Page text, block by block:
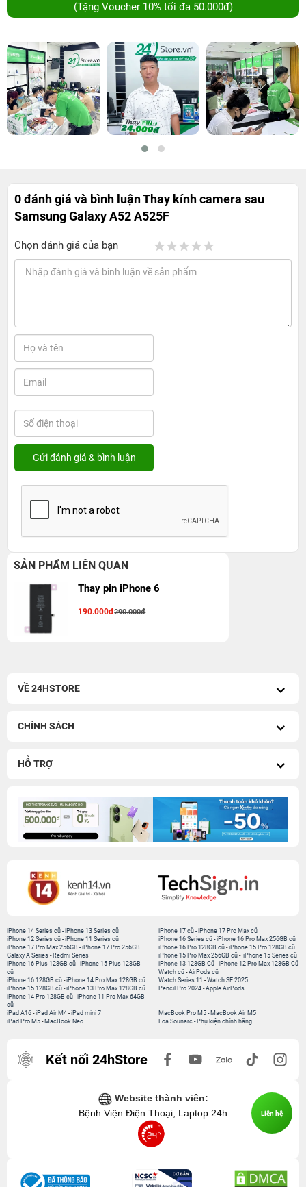
(Tặng Voucher 10% tối đa 50.000đ)
0 đánh giá và bình luậnThay kính camera sau
Samsung Galaxy A52 A525F
Chọn đánh giá của bạn
SẢN PHẨM LIÊN QUAN
Thay pin iPhone 6
190.000đ290.000đ
VỀ 24HSTORE
CHÍNH SÁCH
HỖ TRỢ
iPhone 14 Series cũ -iPhone 13 Series cũ
iPhone 12 Series cũ -iPhone 11 Series cũ
iPhone 17 Pro Max 256GB -iPhone 17 Pro 256GB
Galaxy A Series - Redmi Series
iPhone 17 cũ-iPhone 17 Pro Max cũ
iPhone 16 Series cũ- iPhone 16 Pro Max 256GB cũ
iPhone 16 Pro 128GB cũ-iPhone 15 Pro 128GB cũ
iPhone 15 Pro Max 256GB cũ- iPhone 15 Series cũ
iPhone 16 Plus 128GB cũ -iPhone 15 Plus 128GB
cũ
iPhone 16 128GB cũ -iPhone 14 Pro Max 128GB cũ
iPhone 15 128GB cũ -iPhone 13 Pro Max 128GB cũ
iPhone 14 Pro 128GB cũ -iPhone 11 Pro Max 64GB
cũ
iPhone 13 128GB Cũ-iPhone 12 Pro Max 128GB Cũ
Watch cũ-AirPods cũ
Watch Series 11 -Watch SE 2025
Pencil Pro 2024-Apple AirPods
iPad A16 -iPad Air M4 -iPad mini 7
iPad Pro M5 - MacBook Neo
MacBook Pro M5- MacBook Air M5
Loa Sounarc- Phụ kiện chính hãng
Kết nối 24hStore
Website thành viên:
Bệnh Viện Điện Thoại, Laptop 24h
Liên hệ